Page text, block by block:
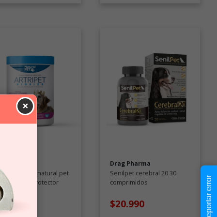
×
Pet
big size natural pet
condroprotector
perros
Drag Pharma
Senilpet cerebral 20 30
comprimidos
$20.990 Reportar error